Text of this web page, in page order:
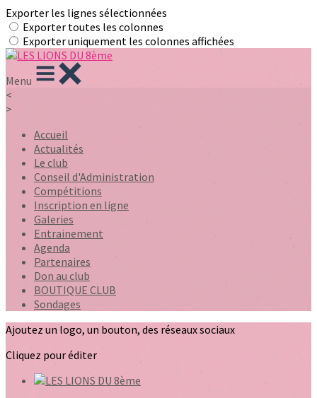
Exporter les lignes sélectionnées
Exporter toutes les colonnes
Exporter uniquement les colonnes affichées
Menu
<
>
Accueil
Actualités
Le club
Conseil d'Administration
Compétitions
Inscription en ligne
Galeries
Entrainement
Agenda
Partenaires
Don au club
BOUTIQUE CLUB
Sondages
Ajoutez un logo, un bouton, des réseaux sociaux
Cliquez pour éditer